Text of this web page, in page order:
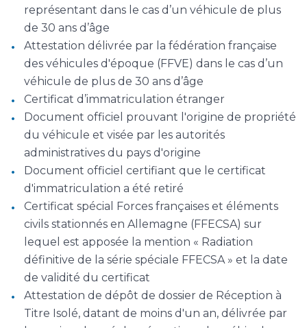
représentant dans le cas d’un véhicule de plus
de 30 ans d’âge
Attestation délivrée par la fédération française
des véhicules d'époque (FFVE) dans le cas d’un
véhicule de plus de 30 ans d’âge
Certificat d’immatriculation étranger
Document officiel prouvant l'origine de propriété
du véhicule et visée par les autorités
administratives du pays d'origine
Document officiel certifiant que le certificat
d'immatriculation a été retiré
Certificat spécial Forces françaises et éléments
civils stationnés en Allemagne (FFECSA) sur
lequel est apposée la mention « Radiation
définitive de la série spéciale FFECSA » et la date
de validité du certificat
Attestation de dépôt de dossier de Réception à
Titre Isolé, datant de moins d'un an, délivrée par